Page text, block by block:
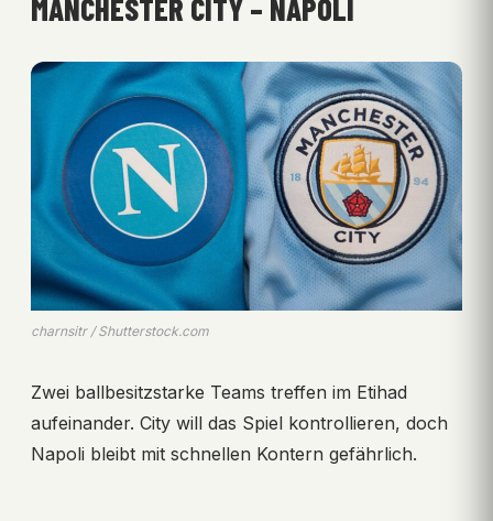
MANCHESTER CITY – NAPOLI
charnsitr / Shutterstock.com
Zwei ballbesitzstarke Teams treffen im Etihad
aufeinander. City will das Spiel kontrollieren, doch
Napoli bleibt mit schnellen Kontern gefährlich.